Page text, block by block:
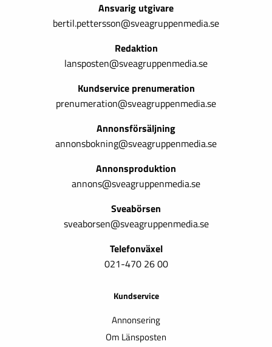
Ansvarig utgivare
bertil.pettersson@sveagruppenmedia.se
Redaktion
lansposten@sveagruppenmedia.se
Kundservice prenumeration
prenumeration@sveagruppenmedia.se
Annonsförsäljning
annonsbokning@sveagruppenmedia.se
Annonsproduktion
annons@sveagruppenmedia.se
Sveabörsen
sveaborsen@sveagruppenmedia.se
Telefonväxel
021-470 26 00
Kundservice
Annonsering
Om Länsposten